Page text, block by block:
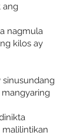
ang
nagmula
kilos ay
sinusundang